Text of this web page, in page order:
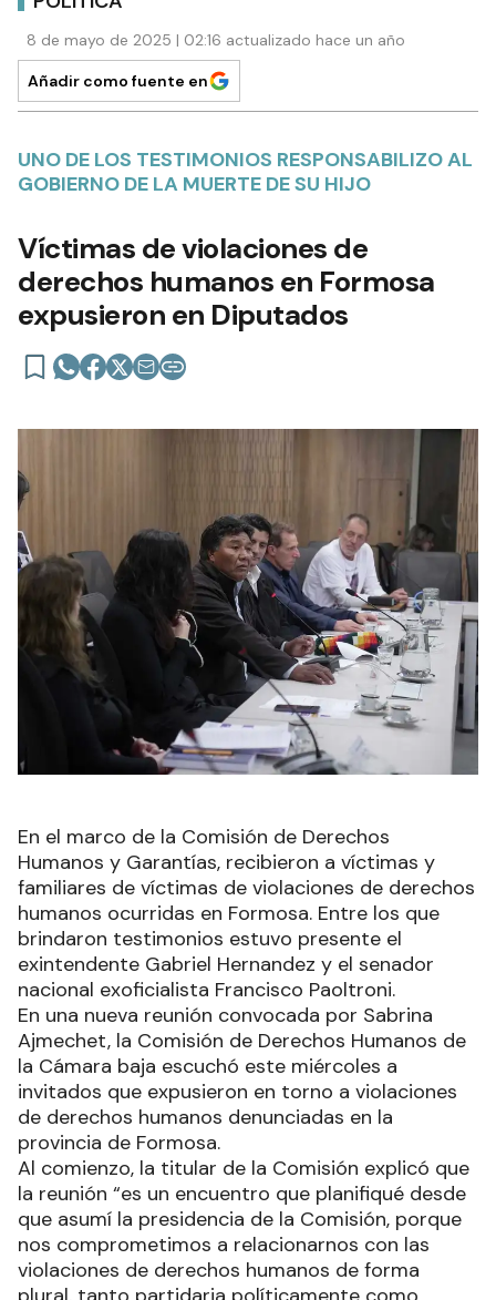
8 de mayo de 2025 | 02:16 actualizado hace un año
Añadir como fuente en
UNO DE LOS TESTIMONIOS RESPONSABILIZO AL
GOBIERNO DE LA MUERTE DE SU HIJO
Víctimas de violaciones de
derechos humanos en Formosa
expusieron en Diputados
En el marco de la Comisión de Derechos
Humanos y Garantías, recibieron a víctimas y
familiares de víctimas de violaciones de derechos
humanos ocurridas en Formosa. Entre los que
brindaron testimonios estuvo presente el
exintendente Gabriel Hernandez y el senador
nacional exoficialista Francisco Paoltroni.
En una nueva reunión convocada por Sabrina
Ajmechet, la Comisión de Derechos Humanos de
la Cámara baja escuchó este miércoles a
invitados que expusieron en torno a violaciones
de derechos humanos denunciadas en la
provincia de Formosa.
Al comienzo, la titular de la Comisión explicó que
la reunión “es un encuentro que planifiqué desde
que asumí la presidencia de la Comisión, porque
nos comprometimos a relacionarnos con las
violaciones de derechos humanos de forma